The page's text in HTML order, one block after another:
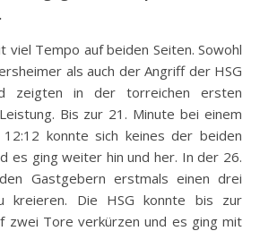
viel Tempo auf beiden Seiten. Sowohl
als auch der Angriff der HSG
zeigten in der torreichen ersten
Bis zur 21. Minute bei einem
12:12 konnte sich keines der beiden
es ging weiter hin und her. In der 26.
Gastgebern erstmals einen drei
kreieren. Die HSG konnte bis zur
zwei Tore verkürzen und es ging mit